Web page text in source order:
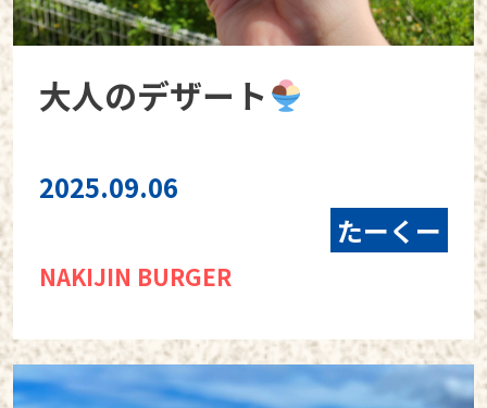
大人のデザート
2025.09.06
たーくー
NAKIJIN BURGER